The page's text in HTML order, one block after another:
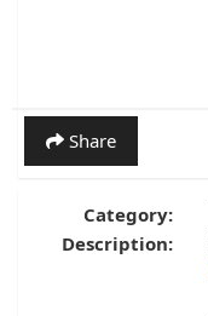
Share
Category:
Description: